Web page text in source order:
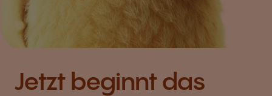
Jetzt beginnt das